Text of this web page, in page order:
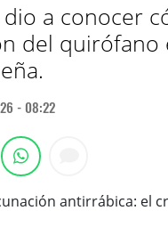
a conocer
del quirófano
- 08:22